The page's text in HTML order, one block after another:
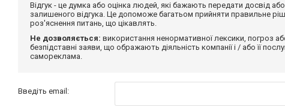
Відгук - це думка або оцінка людей, які бажають передати досвід
залишеного відгука. Це допоможе багатьом прийняти правильне
роз'яснення питань, що цікавлять.
Не дозволяється: використання ненормативної лексики, погроз
безпідставні заяви, що ображають діяльність компанії і / або її
самореклама.
Введіть email: